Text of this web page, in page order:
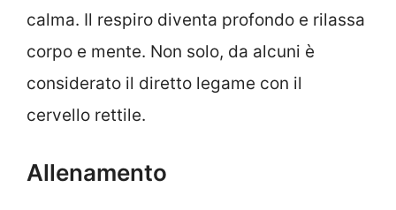
calma. Il respiro diventa profondo e rilassa
corpo e mente. Non solo, da alcuni è
considerato il diretto legame con il
cervello rettile.
Allenamento